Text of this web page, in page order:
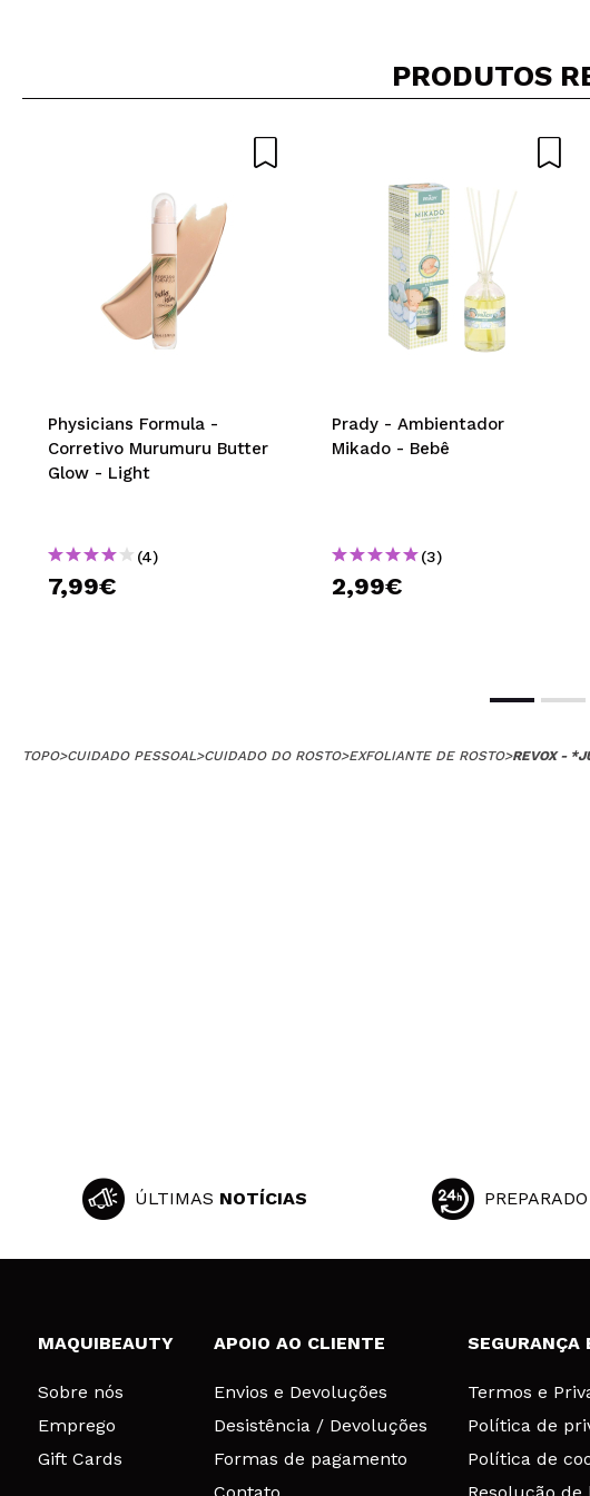
PRODUTOS
Physicians Formula -
Corretivo Murumuru Butter
Glow - Light
(4)
7,99€
Prady - Ambientador
Mikado - Bebê
(3)
2,99€
TOPO>CUIDADO PESSOAL>CUIDADO DO ROSTO>EXFOLIANTE DE ROSTO>REVOX -
ÚLTIMAS NOTÍCIAS
MAQUIBEAUTY
Sobre nós
Emprego
Gift Cards
APOIO AO CLIENTE
Envios e Devoluções
Desistência / Devoluções
Formas de pagamento
SEGURANÇA
Termos e
Política de
Política de